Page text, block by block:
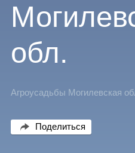
обл.
Агроусадьбы Могилевская
Поделиться